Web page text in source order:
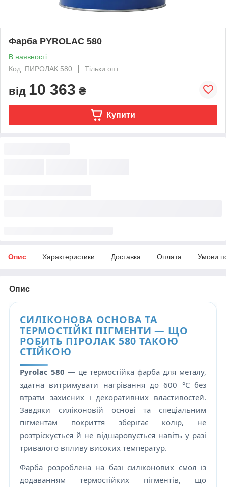
Фарба PYROLAC 580
В наявності
Код: ПИРОЛАК 580
Тільки опт
від 10 363 ₴
Купити
Опис Характеристики Доставка Оплата Умови
Опис
СИЛІКОНОВА ОСНОВА ТА
ТЕРМОСТІЙКІ ПІГМЕНТИ — ЩО
РОБИТЬ ПІРОЛАК 580 ТАКОЮ
СТІЙКОЮ
Pyrolac 580 — це термостійка фарба для металу,
здатна витримувати нагрівання до 600 °C без
втрати захисних і декоративних властивостей.
Завдяки силіконовій основі та спеціальним
пігментам покриття зберігає колір, не
розтріскується й не відшаровується навіть у разі
тривалого впливу високих температур.
Фарба розроблена на базі силіконових смол із
додаванням термостійких пігментів, що